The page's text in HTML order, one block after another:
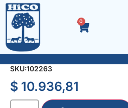
0
ALARGUE 1.5 mt. C/
SKU:102263
$ 10.936,81